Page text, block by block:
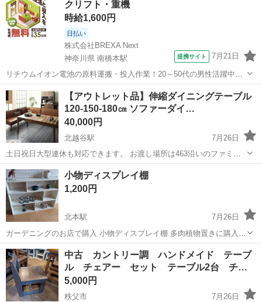
-...
クリフト・重機
時給1,600円
日払い
株式会社BREXA Next
神奈川県 南橋本駅
提携サイト 7月21日
リチウムイオン電池の原料運搬・投入作業！20～50代の男性活躍中★
ワンルーム寮完備！赴任旅費会社負担！年間休日130日★フォークリフ
ト免許お持ちの方、活躍中！就業先食堂利用可★《神奈川県相模原
市》 人気の工場のお仕事 ◇電...
神奈川 相模原市 南橋本駅 その他
【アウトレット品】伸縮ダイニングテーブル
120-150-180㎝ ソファーダイ…
40,000円
北越谷駅
7月26日
土日祝日大型連休も対応できます。 お渡し場所は463沿いのファミリ
ーマート越谷南荻島店になります。 住所：埼玉県越谷市南荻島1248-1
お問い合わせをいただく際、お越しいただける前日に在庫確認とお時
間をお伝え...
埼玉 越谷市 北越谷駅 ダイニングセット
小物ディスプレイ棚
1,200円
北本駅
7月26日
ガーデニングのお店で購入 小物ディスプレイ棚 多肉植物置きに購入し
ましたが、大きな鉢植に変えて不用に。 サイズ横65高さ48奥行10、奥
行からして小物、多肉植物等に最適 ジャンク仕様です、木の素材は杉
辺り、ペイントの塗りも少...
埼玉 北本市 北本駅 ダイニングセット
中古 カントリー調 ハンドメイド テーブ
ル チェアー セット テーブル2台 チ…
5,000円
秩父市
7月26日